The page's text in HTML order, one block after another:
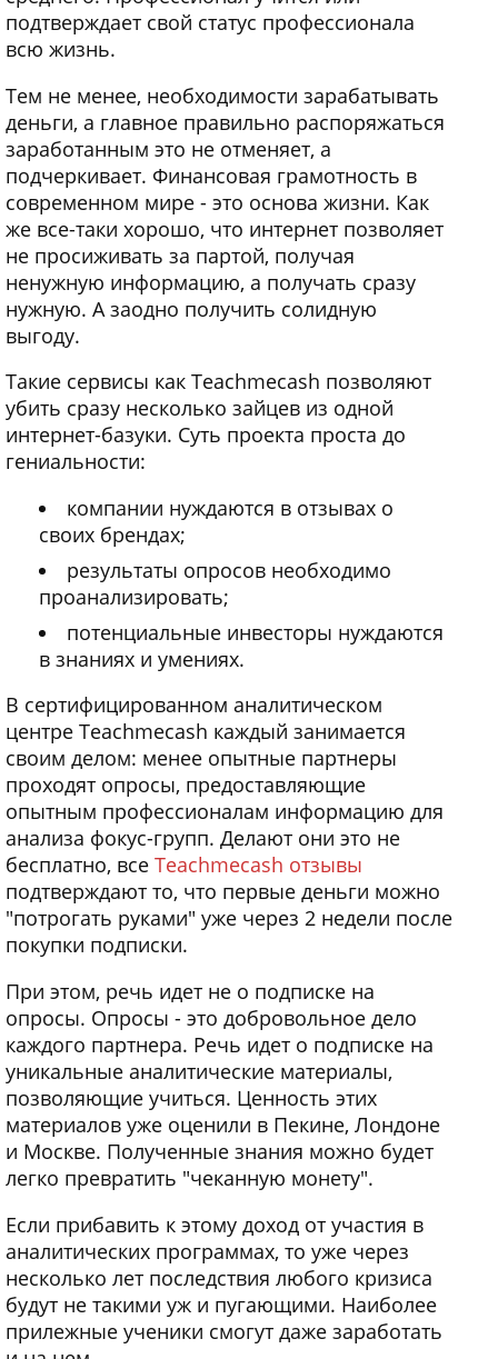
подтверждает свой статус профессионала
всю жизнь.
Тем не менее, необходимости зарабатывать
деньги, а главное правильно распоряжаться
заработанным это не отменяет, а
подчеркивает. Финансовая грамотность в
современном мире - это основа жизни. Как
же все-таки хорошо, что интернет позволяет
не просиживать за партой, получая
ненужную информацию, а получать сразу
нужную. А заодно получить солидную
выгоду.
Такие сервисы как Teachmecash позволяют
убить сразу несколько зайцев из одной
интернет-базуки. Суть проекта проста до
гениальности:
компании нуждаются в отзывах о
своих брендах;
результаты опросов необходимо
проанализировать;
потенциальные инвесторы нуждаются
в знаниях и умениях.
В сертифицированном аналитическом
центре Teachmecash каждый занимается
своим делом: менее опытные партнеры
проходят опросы, предоставляющие
опытным профессионалам информацию для
анализа фокус-групп. Делают они это не
бесплатно, все Teachmecash отзывы
подтверждают то, что первые деньги можно
"потрогать руками" уже через 2 недели после
покупки подписки.
При этом, речь идет не о подписке на
опросы. Опросы - это добровольное дело
каждого партнера. Речь идет о подписке на
уникальные аналитические материалы,
позволяющие учиться. Ценность этих
материалов уже оценили в Пекине, Лондоне
и Москве. Полученные знания можно будет
легко превратить "чеканную монету".
Если прибавить к этому доход от участия в
аналитических программах, то уже через
несколько лет последствия любого кризиса
будут не такими уж и пугающими. Наиболее
прилежные ученики смогут даже заработать